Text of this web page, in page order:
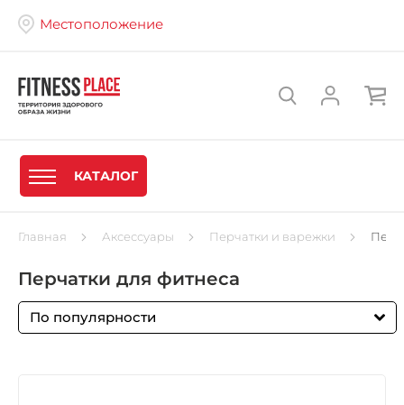
Местоположение
КАТАЛОГ
Главная Аксессуары Перчатки и варежки
Перчатки для фитнеса
По популярности